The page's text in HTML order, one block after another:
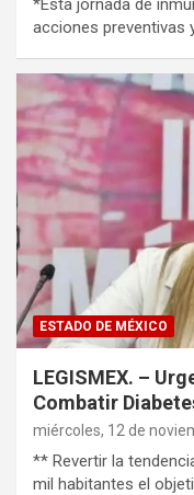
*Esta jornada de
acciones preventivas
ESTADO DE MÉXICO
LEGISMEX. –
Combatir
miércoles, 12 de
** Revertir la
mil habitantes el